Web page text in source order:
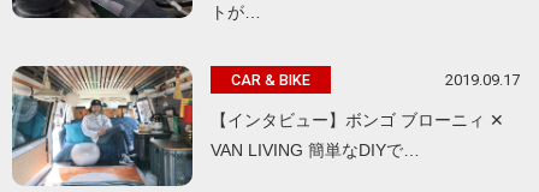
トが…
CAR & BIKE 2019.09.17
【インタビュー】ボンゴ ブローニィ ✕
VAN LIVING 簡単なDIYで…